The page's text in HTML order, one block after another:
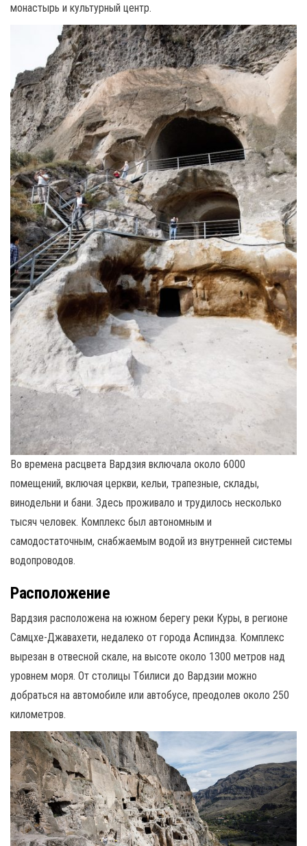
монастырь и культурный центр.
Во времена расцвета Вардзия включала около 6000
помещений, включая церкви, кельи, трапезные, склады,
винодельни и бани. Здесь проживало и трудилось несколько
тысяч человек. Комплекс был автономным и
самодостаточным, снабжаемым водой из внутренней системы
водопроводов.
Расположение
Вардзия расположена на южном берегу реки Куры, в регионе
Самцхе-Джавахети, недалеко от города Аспиндза. Комплекс
вырезан в отвесной скале, на высоте около 1300 метров над
уровнем моря. От столицы Тбилиси до Вардзии можно
добраться на автомобиле или автобусе, преодолев около 250
километров.